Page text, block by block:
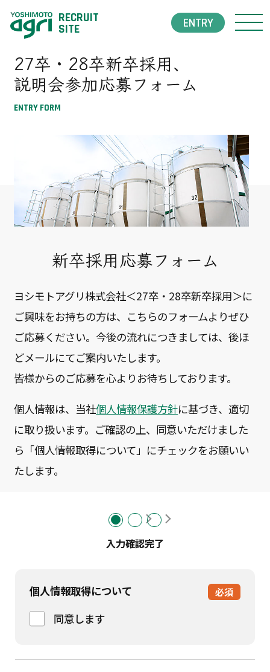
RECRUIT
SITE ENTRY
HOME
新卒採用エントリー
中途採用エントリー
企業情報
私たちについて
働く環境
事業・職種紹介
事業紹介
エンジニアリング部
建設部
営業技術部
エンジニアリング部/2020年入社
採用に関する情報
中途採用
27卒・28卒新卒採用、
説明会参加応募フォーム
ENTRY FORM
新卒採用応募フォーム
ヨシモトアグリ株式会社＜27卒・28卒新卒採用＞に
ご興味をお持ちの方は、こちらのフォームよりぜひ
ご応募ください。今後の流れにつきましては、後ほ
どメールにてご案内いたします。
皆様からのご応募を心よりお待ちしております。
個人情報は、当社個人情報保護方針に基づき、適切
に取り扱います。ご確認の上、同意いただけました
ら「個人情報取得について」にチェックをお願いい
たします。
入力確認完了
個人情報取得について 必須
同意します